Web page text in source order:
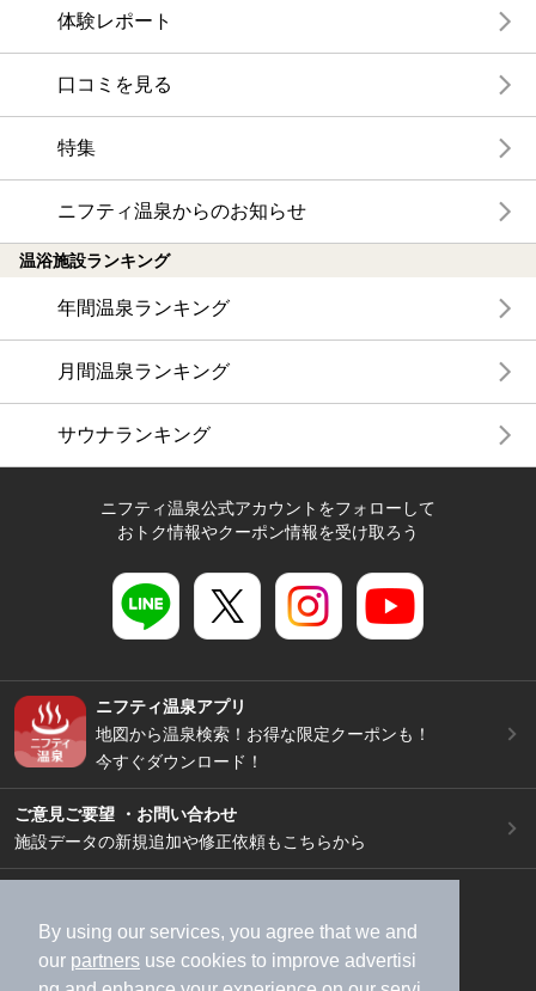
By using our services, you agree that we and
our partners use cookies to improve advertisi
体験レポート
口コミを見る
特集
ニフティ温泉からのお知らせ
温浴施設ランキング
年間温泉ランキング
月間温泉ランキング
サウナランキング
ニフティ温泉公式アカウントをフォローして
おトク情報やクーポン情報を受け取ろう
ニフティ温泉アプリ
地図から温泉検索！お得な限定クーポンも！
今すぐダウンロード！
ご意見ご要望 ・お問い合わせ
施設データの新規追加や修正依頼もこちらから
加盟店募集（資料請求）
広告出稿のご案内
利用規約
ライフスタイルMEMBERS+規約